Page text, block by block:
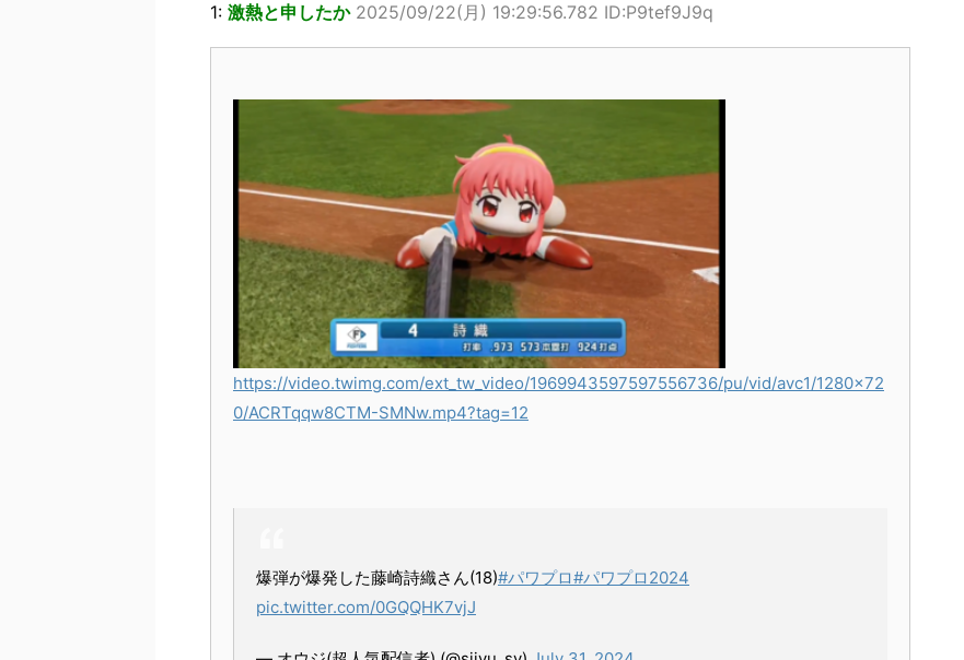
1: 激熱と申したか 2025/09/22(月) 19:29:56.782 ID:P9tef9J9q
https://video.twimg.com/ext_tw_video/1969943597597556736/pu/vid/avc1/1280x72
0/ACRTqqw8CTM-SMNw.mp4?tag=12
爆弾が爆発した藤崎詩織さん(18)#パワプロ#パワプロ2024
pic.twitter.com/0GQQHK7vjJ